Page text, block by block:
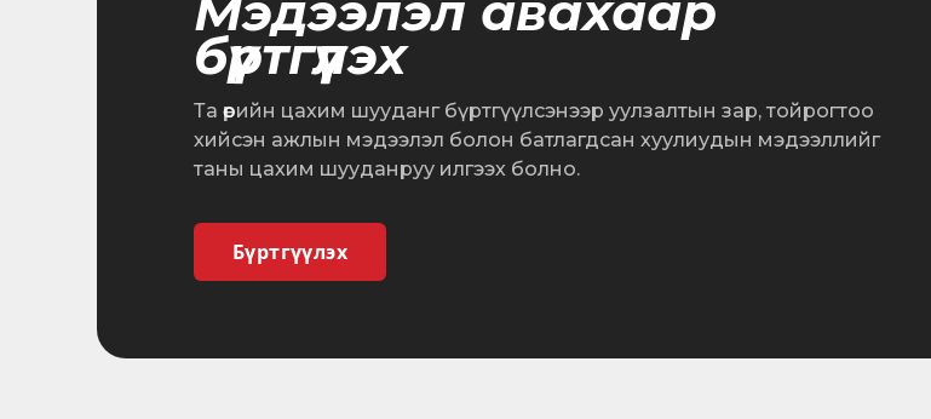
бүртгүүлэх
Та өөрийн цахим шууданг бүртгүүлсэнээр уулзалтын зар, тойрогтоо
хийсэн ажлын мэдээлэл болон батлагдсан хуулиудын мэдээллийг
таны цахим шууданруу илгээх болно.
Бүртгүүлэх